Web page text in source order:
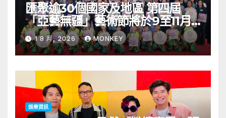
匯聚逾30個國家及地區 第四屆
「亞藝無疆」藝術節將於9至11月
舉行 開幕節目《三角演義》音樂會
演出陣容包括王雙駿夥拍恭碩良 聯
同來自蒙古的Uuhai、韓國的
KARDI和泰國的KIKI震懾舞台
1 8 月, 2026 MONKEY
娛樂資訊